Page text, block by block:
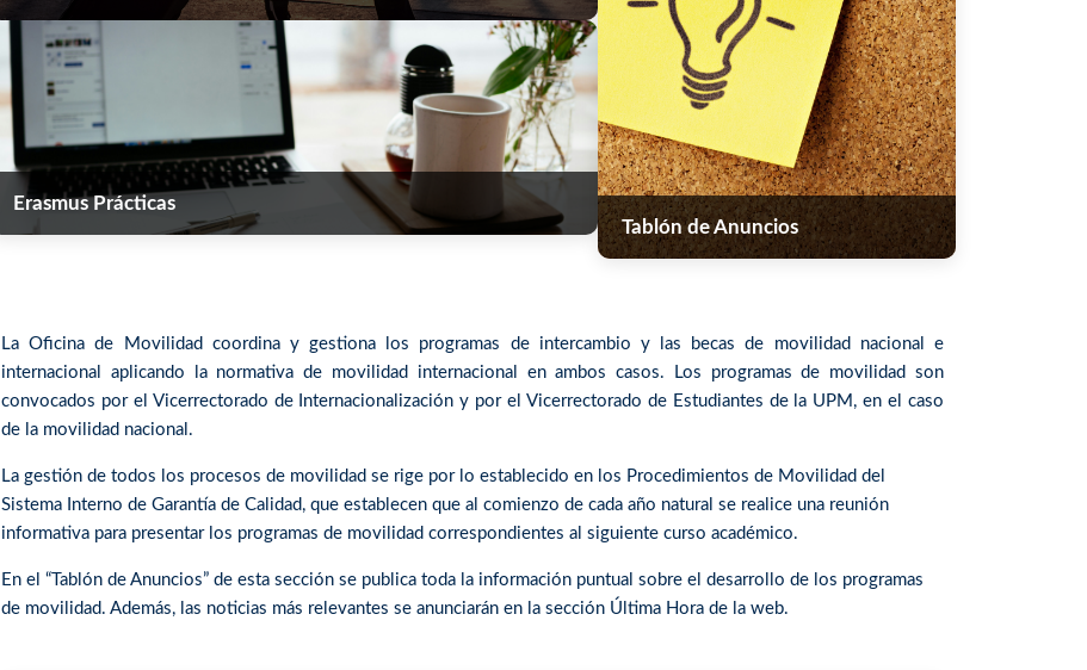
Erasmus Prácticas
Tablón de Anuncios
La Oficina de Movilidad coordina y gestiona los programas de intercambio y las becas de movilidad nacional e
internacional aplicando la normativa de movilidad internacional en ambos casos. Los programas de movilidad son
convocados por el Vicerrectorado de Internacionalización y por el Vicerrectorado de Estudiantes de la UPM, en el caso
de la movilidad nacional.
La gestión de todos los procesos de movilidad se rige por lo establecido en los Procedimientos de Movilidad del
Sistema Interno de Garantía de Calidad, que establecen que al comienzo de cada año natural se realice una reunión
informativa para presentar los programas de movilidad correspondientes al siguiente curso académico.
En el “Tablón de Anuncios” de esta sección se publica toda la información puntual sobre el desarrollo de los programas
de movilidad. Además, las noticias más relevantes se anunciarán en la sección Última Hora de la web.